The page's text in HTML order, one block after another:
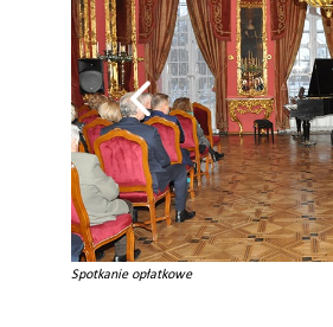
Spotkanie opłatkowe